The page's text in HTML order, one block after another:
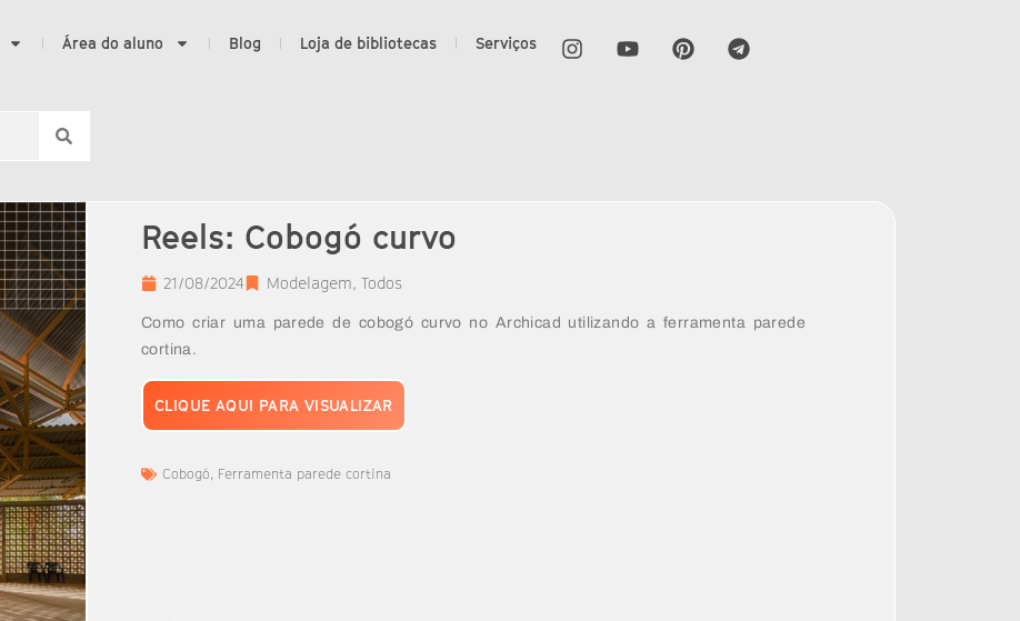
Área do aluno Blog Loja de bibliotecas Serviços
Reels: Cobogó curvo
21/08/2024 Modelagem, Todos
Como criar uma parede de cobogó curvo no Archicad utilizando a ferramenta parede
cortina.
CLIQUE AQUI PARA VISUALIZAR
Cobogó, Ferramenta parede cortina